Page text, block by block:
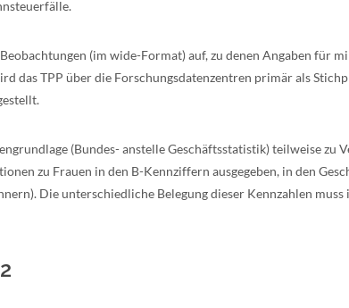
(im wide-Format) auf, zu denen Angaben für
das TPP über die Forschungsdatenzentren primär als
(Bundes- anstelle Geschäftsstatistik) teilweise
zu Frauen in den B-Kennziffern ausgegeben, in den
Die unterschiedliche Belegung dieser Kennzahlen